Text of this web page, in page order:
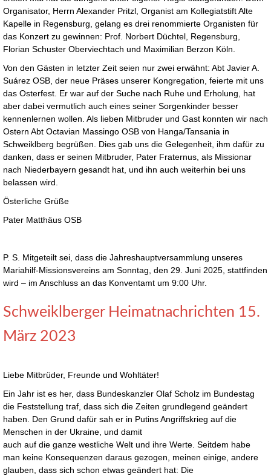
Organisator, Herrn Alexander Pritzl, Organist am Kollegiatstift Alte
Kapelle in Regensburg, gelang es drei renommierte Organisten für
das Konzert zu gewinnen: Prof. Norbert Düchtel, Regensburg,
Florian Schuster Oberviechtach und Maximilian Berzon Köln.
Von den Gästen in letzter Zeit seien nur zwei erwähnt: Abt Javier A.
Suárez OSB, der neue Präses unserer Kongregation, feierte mit uns
das Osterfest. Er war auf der Suche nach Ruhe und Erholung, hat
aber dabei vermutlich auch eines seiner Sorgenkinder besser
kennenlernen wollen. Als lieben Mitbruder und Gast konnten wir nach
Ostern Abt Octavian Massingo OSB von Hanga/Tansania in
Schweiklberg begrüßen. Dies gab uns die Gelegenheit, ihm dafür zu
danken, dass er seinen Mitbruder, Pater Fraternus, als Missionar
nach Niederbayern gesandt hat, und ihn auch weiterhin bei uns
belassen wird.
Österliche Grüße
Pater Matthäus OSB
P. S. Mitgeteilt sei, dass die Jahreshauptversammlung unseres
Mariahilf-Missionsvereins am Sonntag, den 29. Juni 2025, stattfinden
wird – im Anschluss an das Konventamt um 9:00 Uhr.
Schweiklberger Heimatnachrichten 15.
März 2023
Liebe Mitbrüder, Freunde und Wohltäter!
Ein Jahr ist es her, dass Bundeskanzler Olaf Scholz im Bundestag
die Feststellung traf, dass sich die Zeiten grundlegend geändert
haben. Den Grund dafür sah er in Putins Angriffskrieg auf die
Menschen in der Ukraine, und damit
auch auf die ganze westliche Welt und ihre Werte. Seitdem habe
man keine Konsequenzen daraus gezogen, meinen einige, andere
glauben, dass sich schon etwas geändert hat: Die